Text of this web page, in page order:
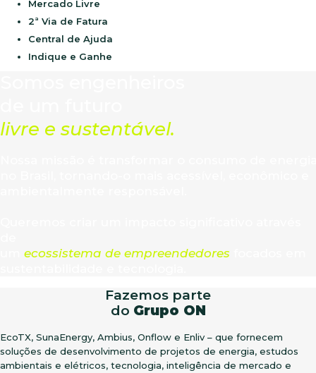
Mercado Livre
2ª Via de Fatura
Central de Ajuda
Indique e Ganhe
livre e sustentável.
ecossistema de empreendedores
Fazemos parte
do Grupo ON
EcoTX, SunaEnergy, Ambius, Onflow e Enliv – que fornecem
soluções de desenvolvimento de projetos de energia, estudos
ambientais e elétricos, tecnologia, inteligência de mercado e